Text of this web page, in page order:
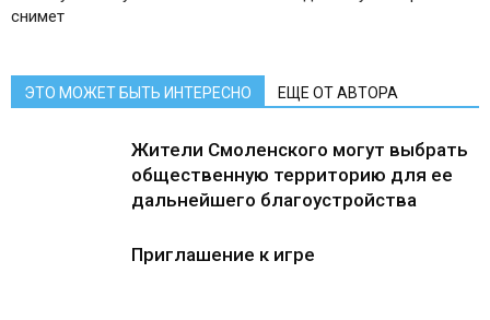
снимет
ЭТО МОЖЕТ БЫТЬ ИНТЕРЕСНО ЕЩЕ ОТ АВТОРА
Жители Смоленского могут выбрать
общественную территорию для ее
дальнейшего благоустройства
Приглашение к игре